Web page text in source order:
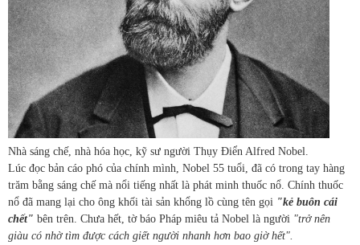
Nhà sáng chế, nhà hóa học, kỹ sư người Thụy Điển Alfred Nobel.
Lúc đọc bản cáo phó của chính mình, Nobel 55 tuổi, đã có trong tay hàng
trăm bằng sáng chế mà nổi tiếng nhất là phát minh thuốc nổ. Chính thuốc
nổ đã mang lại cho ông khối tài sản khổng lồ cùng tên gọi "kẻ buôn cái
chết" bên trên. Chưa hết, tờ báo Pháp miêu tả Nobel là người "trở nên
giàu có nhờ tìm được cách giết người nhanh hơn bao giờ hết".